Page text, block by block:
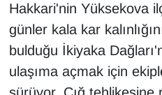
Hakkari'nin Yüksekova
günler kala kar
bulduğu İkiyaka
ulaşıma açmak için
Kamu Alımları
Kim Kimdir?